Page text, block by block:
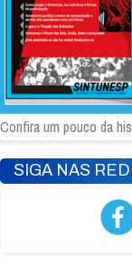
Confira um pouco da
SIGA NAS